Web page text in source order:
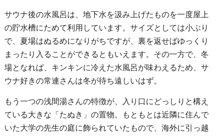
サウナ後の水風呂は、地下水を汲み上げたものを一度屋上
の貯水槽にためて利用しています。サイズとしては小ぶり
で、夏場はぬるめになりがちですが、裏を返せばゆっくり
まったり入ることができるともいえます。その一方で、冬
場となれば、キンキンに冷えた水風呂が味わえるため、サ
ウナ好きの常連さんは冬が待ち遠しいはず。
もう一つの浅間湯さんの特徴が、入り口にどっしりと構え
ている大きな「たぬき」の置物。もともとは近隣に住んで
いた大学の先生の庭に飾られていたもので、海外に引っ越